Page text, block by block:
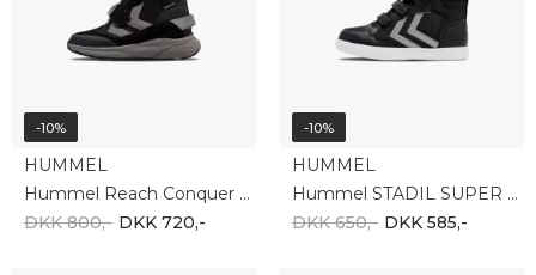
-10%
HUMMEL
Hummel Reach Conquer Super High TexJR 220950-2448
DKK 800,- DKK 720,-
-10%
HUMMEL
Hummel STADIL SUPER POLY BOOT TEX JR 215389-2448
DKK 650,- DKK 585,-